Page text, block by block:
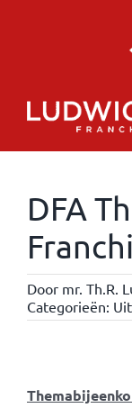
DFA
Door mr. Th.R.
Categorieën: